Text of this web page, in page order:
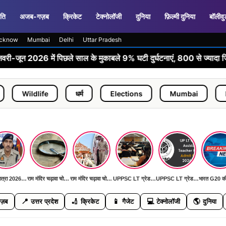
अजब-गज़ब क्रिकेट टेक्नोलॉजी दुनिया फ़िल्मी दुनिया
Mumbai Delhi Uttar Pradesh
पिछले साल के मुकाबले 9% घटी दुर्घटनाएं, 800 से ज्यादा जिंदगियां बचीं
धर्म Elections Mumbai Flood
कांवड़ यात्रा 2026: पहली बार AI कैमरों और ड्रोन से निगरानी, DGP ने दिया 'जीरो इंसीडेंट, जीरो एक्सीडेंट' का लक्ष्य राम मंदिर चढ़ावा चोरी मामला: SIT जांच में सामने आई बड़ी मनी ट्रेल, जल्द खुलेगा रहस्य से पर्दा राम मंदिर चढ़ावा चोरी मामला: SIT जांच में सामने आई बड़ी मनी ट्रेल, जल्द खुलेगा रहस्य से पर्दा UPPSC LT ग्रेड मुख्य परीक्षा 11 जुलाई को: हिंदी, सामाजिक विज्ञान, फिजिकल साइंस और संगीत विषयों की होगी परीक्षा UPPSC LT ग्रेड मुख्य परीक्षा 11 जुलाई को: हिंदी, सामाजिक विज्ञान, फिजिकल साइंस और संगीत विषयों की होगी परीक्षा
📍 उत्तर प्रदेश 🏏 क्रिकेट 📱 गैजेट 💻 टेक्नोलॉजी 🌎 दुनिया